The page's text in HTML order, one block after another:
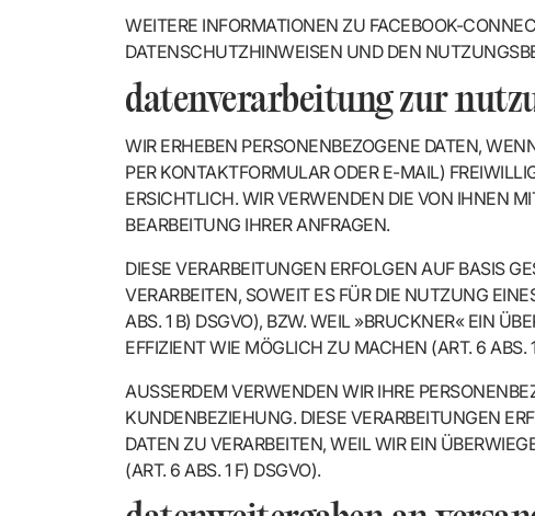
WEITERE INFORMATIONEN ZU FACEBOOK-
DATENSCHUTZHINWEISEN UND DEN
datenverarbeitung zur
WIR ERHEBEN PERSONENBEZOGENE DATEN,
PER KONTAKTFORMULAR ODER E-MAIL)
ERSICHTLICH. WIR VERWENDEN DIE VON IHNEN
BEARBEITUNG IHRER ANFRAGEN.
DIESE VERARBEITUNGEN ERFOLGEN AUF BASIS
VERARBEITEN, SOWEIT ES FÜR DIE NUTZUNG
ABS. 1 B) DSGVO), BZW. WEIL »BRUCKNER« EIN
EFFIZIENT WIE MÖGLICH ZU MACHEN (ART. 6 ABS.
AUSSERDEM VERWENDEN WIR IHRE
UNDENBEZIEHUNG. DIESE VERARBEITUNGEN
ATEN ZU VERARBEITEN, WEIL WIR EIN
ART. 6 ABS. 1 F) DSGVO).